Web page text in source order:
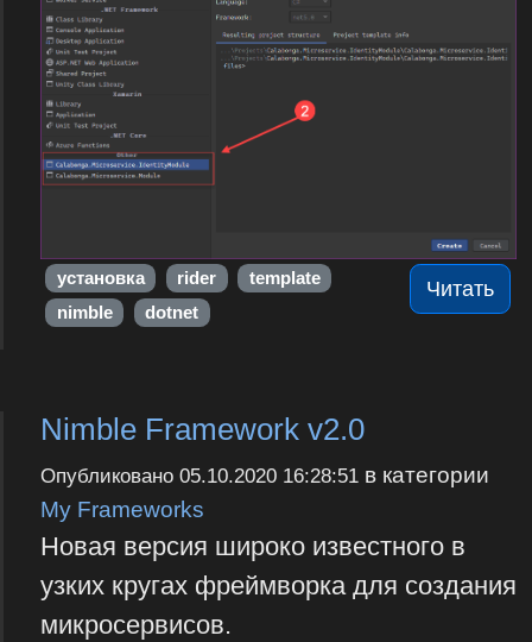
Читать
установка rider
template
nimble
dotnet
Nimble Framework v2.0
Опубликовано 05.10.2020 16:28:51в категории
My Frameworks
Новая версия широко известного в
узких кругах фреймворка для создания
микросервисов.